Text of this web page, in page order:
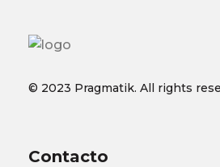
© 2023 Pragmatik. All rights
Contacto